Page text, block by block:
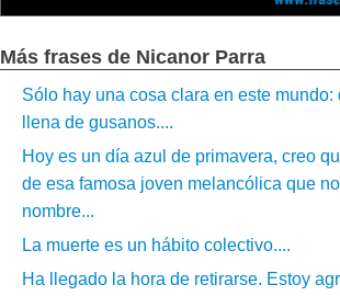
Más frases de Nicanor Parra
Sólo hay una cosa clara en este mundo:
llena de gusanos....
Hoy es un día azul de primavera, creo
de esa famosa joven melancólica que
nombre...
La muerte es un hábito colectivo....
Ha llegado la hora de retirarse. Estoy